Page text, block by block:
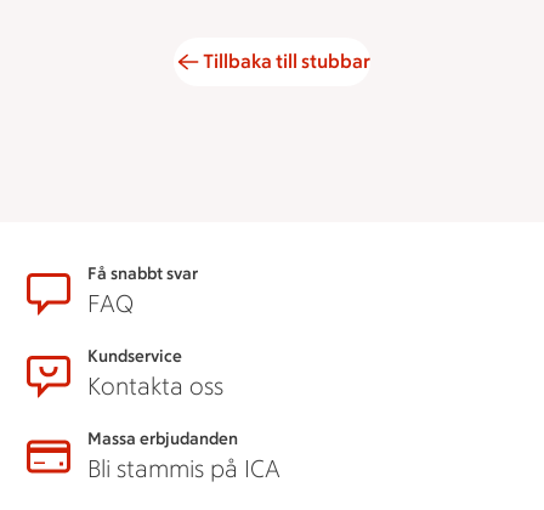
Tillbaka till stubbar
SidfotFå snabbt svar
FAQ
Kundservice
Kontakta oss
Massa erbjudanden
Bli stammis på ICA